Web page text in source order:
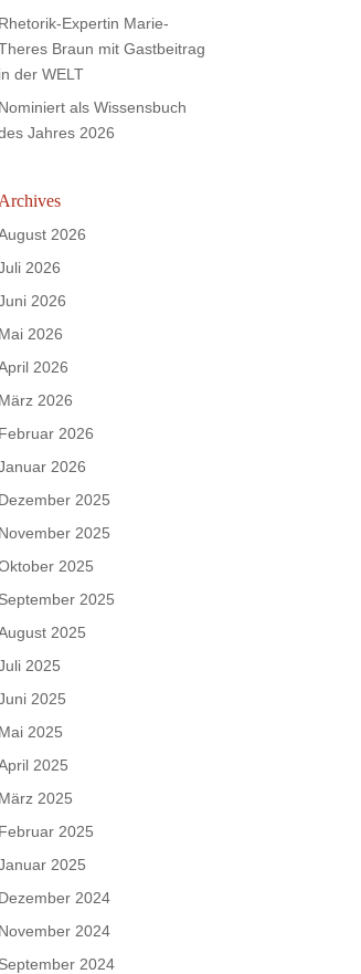
Rhetorik-Expertin Marie-
Braun mit Gastbeitrag
in der WELT
Nominiert als Wissensbuch
Jahres 2026
Archives
2026
2026
2026
Mai 2026
2026
März 2026
Februar 2026
2026
Dezember 2025
November 2025
2025
September 2025
2025
2025
2025
Mai 2025
2025
März 2025
Februar 2025
2025
Dezember 2024
November 2024
September 2024